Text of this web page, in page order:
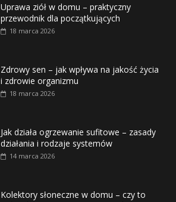
Uprawa ziół w domu – praktyczny
przewodnik dla początkujących
18 marca 2026
Zdrowy sen – jak wpływa na jakość życia
i zdrowie organizmu
18 marca 2026
Jak działa ogrzewanie sufitowe – zasady
działania i rodzaje systemów
14 marca 2026
Kolektory słoneczne w domu – czy to